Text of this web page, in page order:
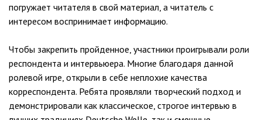
погружает читателя в свой материал, а читатель с
интересом воспринимает информацию.
Чтобы закрепить пройденное, участники проигрывали роли
респондента и интервьюера. Многие благодаря данной
ролевой игре, открыли в себе неплохие качества
корреспондента. Ребята проявляли творческий подход и
демонстрировали как классическое, строгое интервью в